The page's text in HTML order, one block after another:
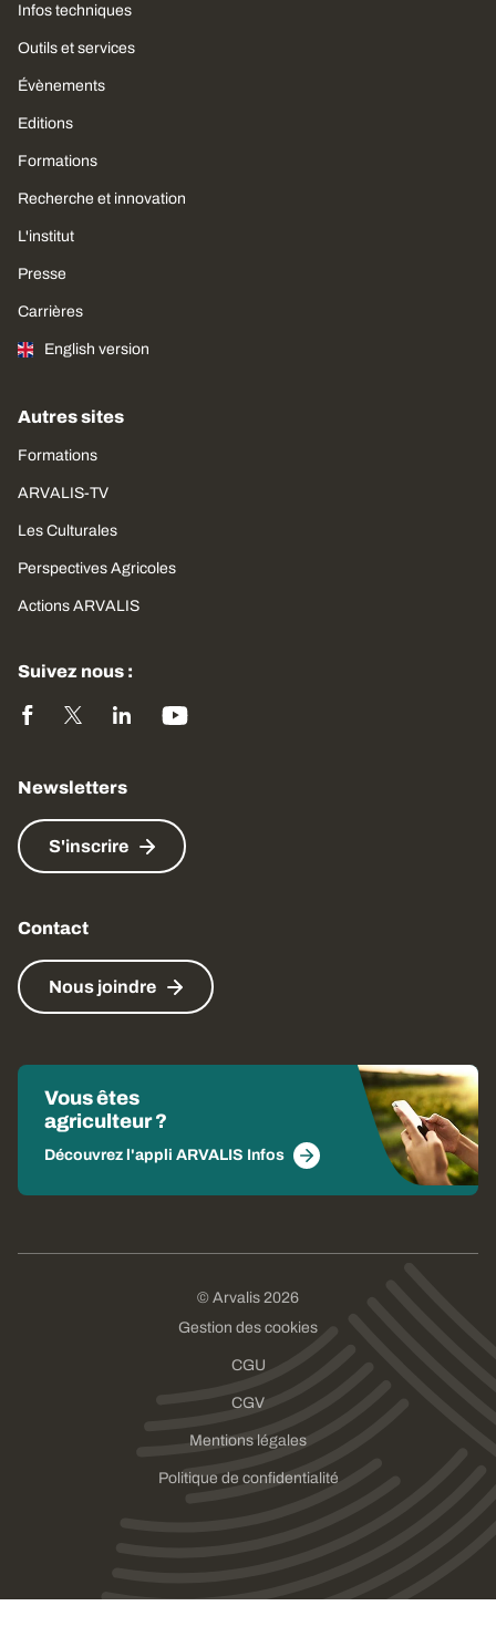
Infos techniques
Outils et services
Évènements
Editions
Formations
Recherche et innovation
L'institut
Presse
Carrières
English version
Autres sites
Formations
ARVALIS-TV
Les Culturales
Perspectives Agricoles
Actions ARVALIS
Suivez nous :
Newsletters
S'inscrire
Contact
Nous joindre
Vous êtes
agriculteur ?
Découvrez l'appli ARVALIS Infos
© Arvalis 2026
Gestion des cookies
CGU
CGV
Mentions légales
Politique de confidentialité